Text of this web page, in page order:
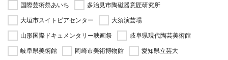
国際芸術祭あいち
多治見市陶磁器意匠研究所
大垣市スイトピアセンター
大須演芸場
山形国際ドキュメンタリー映画祭
岐阜県現代陶芸美術館
岐阜県美術館
岡崎市美術博物館
愛知県立芸大